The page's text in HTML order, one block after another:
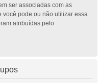
ser associadas com as
você pode ou não utilizar essa
atribuídas pelo